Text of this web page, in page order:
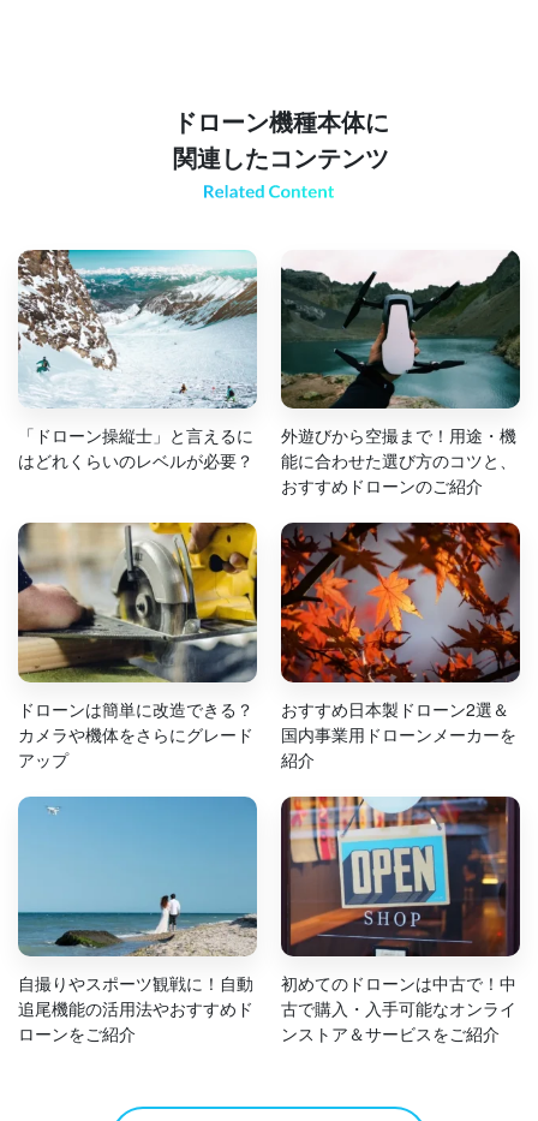
ドローン機種本体に
関連したコンテンツ
「ドローン操縦士」と言えるに
はどれくらいのレベルが必要？
外遊びから空撮まで！用途・機
能に合わせた選び方のコツと、
おすすめドローンのご紹介
ドローンは簡単に改造できる？
カメラや機体をさらにグレード
アップ
おすすめ日本製ドローン2選＆
国内事業用ドローンメーカーを
紹介
自撮りやスポーツ観戦に！自動
追尾機能の活用法やおすすめド
ローンをご紹介
初めてのドローンは中古で！中
古で購入・入手可能なオンライ
ンストア＆サービスをご紹介